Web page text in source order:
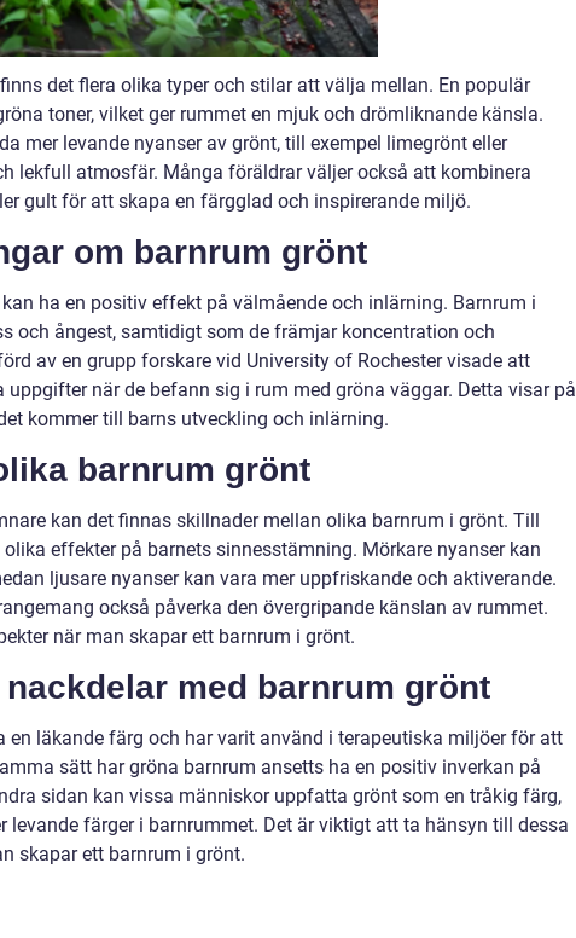
det flera olika typer och stilar att välja mellan. En populär
toner, vilket ger rummet en mjuk och drömliknande känsla.
mer levande nyanser av grönt, till exempel limegrönt eller
lekfull atmosfär. Många föräldrar väljer också att kombinera
gult för att skapa en färgglad och inspirerande miljö.
om barnrum grönt
ha en positiv effekt på välmående och inlärning. Barnrum i
och ångest, samtidigt som de främjar koncentration och
av en grupp forskare vid University of Rochester visade att
uppgifter när de befann sig i rum med gröna väggar. Detta visar på
kommer till barns utveckling och inlärning.
barnrum grönt
kan det finnas skillnader mellan olika barnrum i grönt. Till
effekter på barnets sinnesstämning. Mörkare nyanser kan
ljusare nyanser kan vara mer uppfriskande och aktiverande.
också påverka den övergripande känslan av rummet.
när man skapar ett barnrum i grönt.
med barnrum grönt
en läkande färg och har varit använd i terapeutiska miljöer för att
sätt har gröna barnrum ansetts ha en positiv inverkan på
sidan kan vissa människor uppfatta grönt som en tråkig färg,
levande färger i barnrummet. Det är viktigt att ta hänsyn till dessa
skapar ett barnrum i grönt.